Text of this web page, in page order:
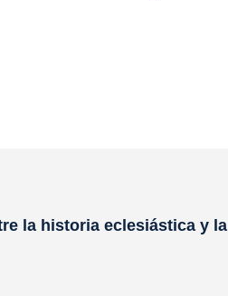
la historia eclesiástica y la